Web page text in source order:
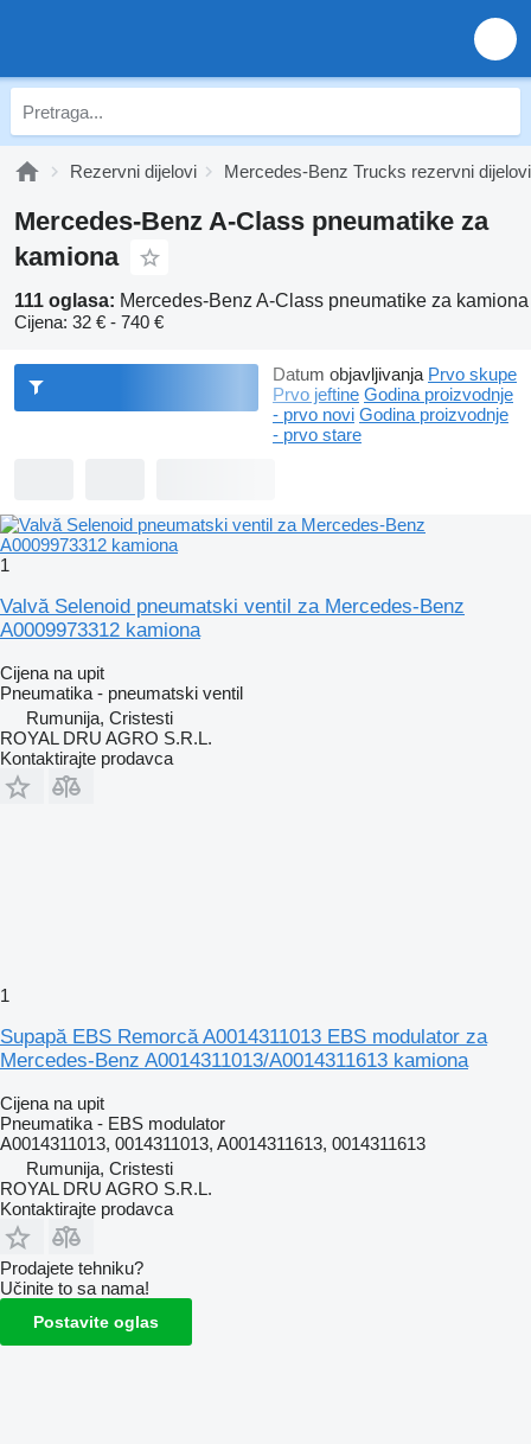
Rezervni dijelovi Mercedes-Benz Trucks rezervni dijelovi
Mercedes-Benz A-Class pneumatikе za
kamiona
111 oglasa: Mercedes-Benz A-Class pneumatikе za kamiona
Cijena: 32 € - 740 €
Datum objavljivanja Prvo skupe
Prvo jeftine Godina proizvodnje
- prvo novi Godina proizvodnje
- prvo stare
1
Valvă Selenoid pneumatski ventil za Mercedes-Benz
A0009973312 kamiona
Cijena na upit
Pneumatika - pneumatski ventil
Rumunija, Cristesti
ROYAL DRU AGRO S.R.L.
Kontaktirajte prodavca
1
Supapă EBS Remorcă A0014311013 EBS modulator za
Mercedes-Benz A0014311013/A0014311613 kamiona
Cijena na upit
Pneumatika - EBS modulator
A0014311013, 0014311013, A0014311613, 0014311613
Rumunija, Cristesti
ROYAL DRU AGRO S.R.L.
Kontaktirajte prodavca
Prodajete tehniku?
Učinite to sa nama!
Postavite oglas